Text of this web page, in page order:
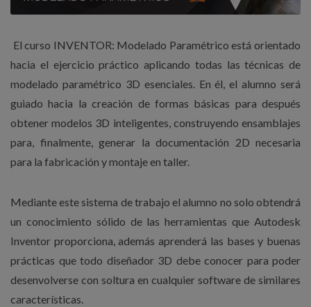
El curso INVENTOR: Modelado Paramétrico está orientado
hacia el ejercicio práctico aplicando todas las técnicas de
modelado paramétrico 3D esenciales. En él, el alumno será
guiado hacia la creación de formas básicas para después
obtener modelos 3D inteligentes, construyendo ensamblajes
para, finalmente, generar la documentación 2D necesaria
para la fabricación y montaje en taller.
Mediante este sistema de trabajo el alumno no solo obtendrá
un conocimiento sólido de las herramientas que Autodesk
Inventor proporciona, además aprenderá las bases y buenas
prácticas que todo diseñador 3D debe conocer para poder
desenvolverse con soltura en cualquier software de similares
características.